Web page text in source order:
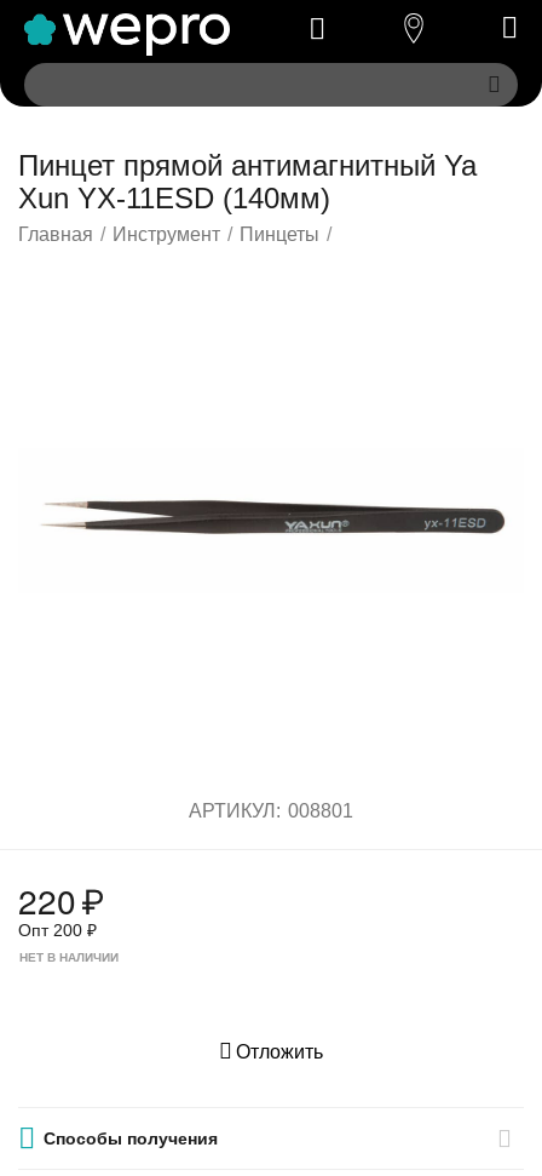
Пинцет прямой антимагнитный Ya
Xun YX-11ESD (140мм)
Главная / Инструмент / Пинцеты /
АРТИКУЛ: 008801
220₽
Опт 200 ₽
НЕТ В НАЛИЧИИ
Отложить
Способы получения